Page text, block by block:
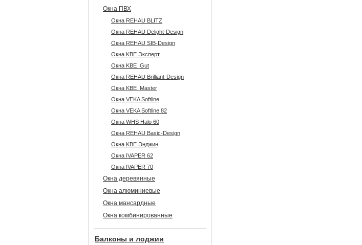
Окна ПВХ
Окна REHAU BLITZ
Окна REHAU Delight-Design
Окна REHAU SIB-Design
Окна KBE Эксперт
Окна KBE_Gut
Окна REHAU Brilliant-Design
Окна KBE_Master
Окна VEKA Softline
Окна VEKA Softline 82
Окна WHS Halo 60
Окна REHAU Basic-Design
Окна KBE Энджин
Окна IVAPER 62
Окна IVAPER 70
Окна деревянные
Окна алюминиевые
Окна мансардные
Окна комбинированные
Балконы и лоджии